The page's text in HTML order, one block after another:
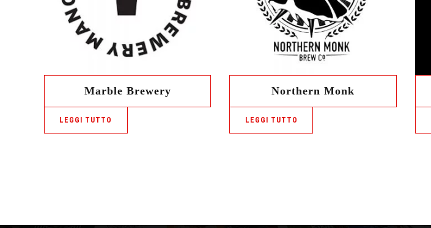
Marble Brewery
LEGGI TUTTO
Northern Monk
LEGGI TUTTO